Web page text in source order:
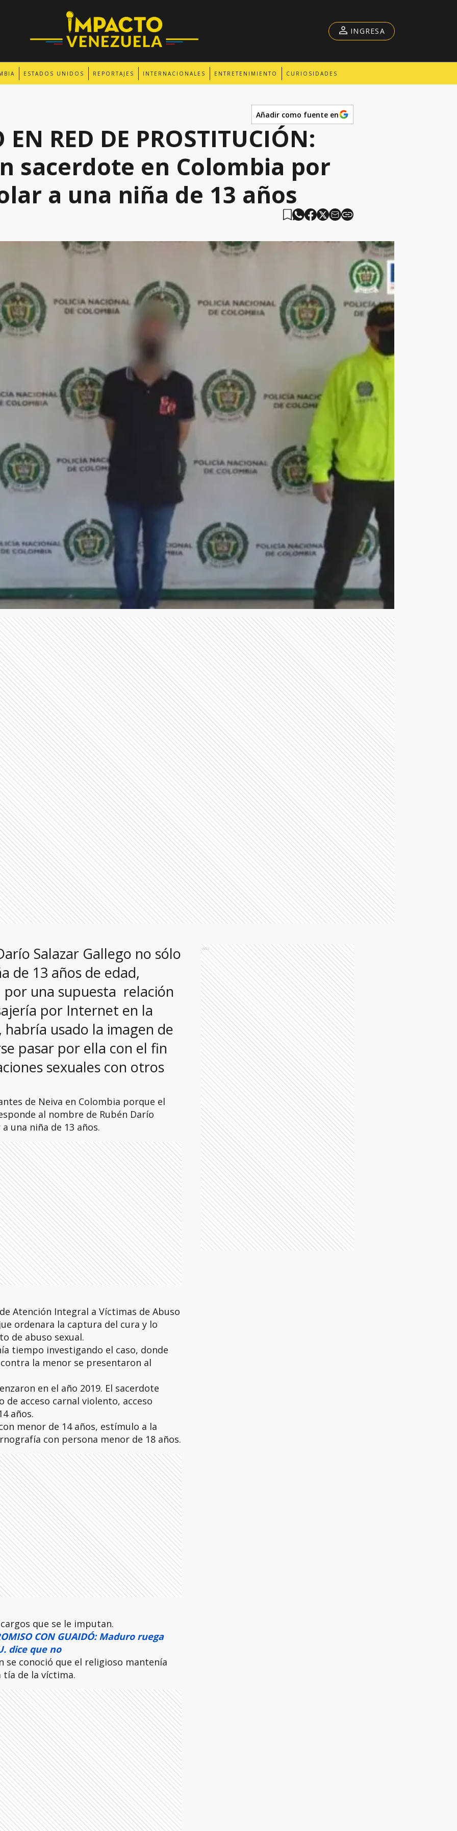
ESTADOS UNIDOS REPORTAJES INTERNACIONALES ENTRETENIMIENTO CURIOSIDADES
INGRESA
Añadir como fuente en
RED DE PROSTITUCIÓN:
sacerdote en Colombia por
a una niña de 13 años
Salazar Gallego no sólo
de 13 años de edad,
por una supuesta relación
por Internet en la
usado la imagen de
pasar por ella con el fin
sexuales con otros
de Neiva en Colombia porque el
al nombre de Rubén Darío
una niña de 13 años.
Atención Integral a Víctimas de Abuso
ordenara la captura del cura y lo
de abuso sexual.
tiempo investigando el caso, donde
la menor se presentaron al
en el año 2019. El sacerdote
acceso carnal violento, acceso
años.
menor de 14 años, estímulo a la
con persona menor de 18 años.
que se le imputan.
CON GUAIDÓ: Maduro ruega
dice que no
se conoció que el religioso mantenía
tía de la víctima.
Ads